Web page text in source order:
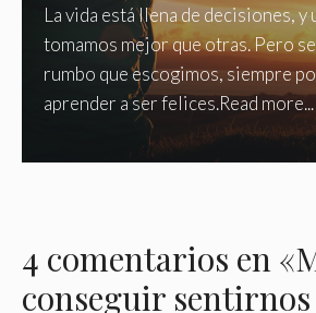
La vida está llena de decisiones, y
tomamos mejor que otras. Pero
rumbo que escogimos, siempre
aprender a ser felices.Read more...
4 comentarios en
conseguir